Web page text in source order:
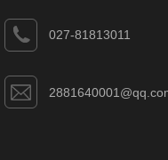
027-81813011